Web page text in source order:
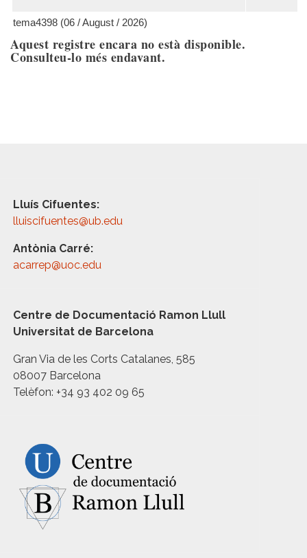
tema4398 (06 / August / 2026)
Aquest registre encara no està disponible.
Consulteu-lo més endavant.
Lluís Cifuentes:
lluiscifuentes@ub.edu
Antònia Carré:
acarrep@uoc.edu
Centre de Documentació Ramon Llull
Universitat de Barcelona
Gran Via de les Corts Catalanes, 585
08007 Barcelona
Telèfon: +34 93 402 09 65